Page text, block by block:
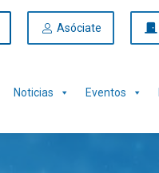
Asóciate
Noticias Eventos